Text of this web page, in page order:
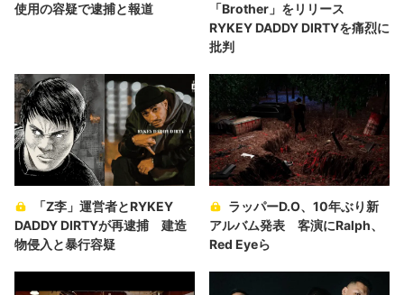
使用の容疑で逮捕と報道
「Brother」をリリース
RYKEY DADDY DIRTYを痛烈に
批判
「Z李」運営者とRYKEY
DADDY DIRTYが再逮捕 建造
物侵入と暴行容疑
ラッパーD.O、10年ぶり新
アルバム発表 客演にRalph、
Red Eyeら